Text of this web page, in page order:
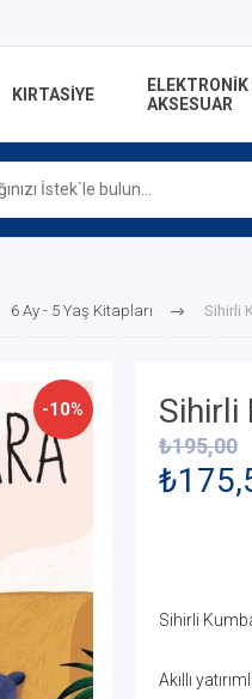
KIRTASİYE
ELEKTRONİK
AKSESUAR
6 Ay - 5 Yaş Kitapları Sihirli
-10%
Sihirli
₺195,00
Sihirli
Akıllı